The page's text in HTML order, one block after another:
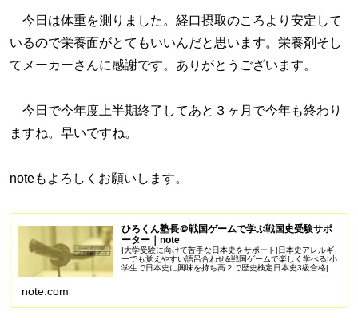
今日は体重を測りました。経口摂取のころより安定して
いるので栄養面がとてもいいんだと思います。栄養剤そし
てメーカーさんに感謝です。ありがとうございます。
今日で今年度上半期終了してあと３ヶ月で今年も終わり
ますね。早いですね。
noteもよろしくお願いします。
ひろくん塾長＠戦国ゲームで学ぶ戦国史受験サポ
ーター｜note
|大学受験に向けて苦手な日本史をサポート|日本史アレルギ
ーでも覚えやすい語呂合わせ&戦国ゲームで楽しく学べる|小
学生で日本史に興味を持ち高２で歴史検定日本史3級合格|苦
note.com